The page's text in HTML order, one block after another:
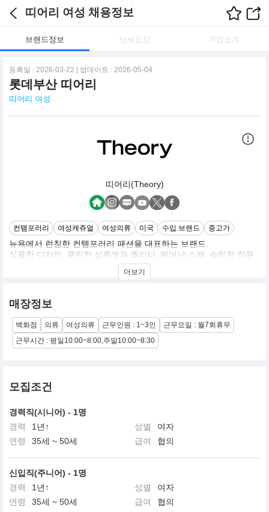
띠어리 여성 채용정보
브랜드정보 상세요강 기업소개
등록일 : 2026-03-22 | 업데이트 : 2026-05-04
롯데부산 띠어리
띠어리 여성
띠어리(Theory)
컨템포러리 여성캐쥬얼 여성의류 미국 수입 브랜드 중고가
뉴욕에서 런칭한 컨템포러리 패션을 대표하는 브랜드.
심플한 디자인, 클린한 실루엣과 퀄리티, 뛰어난 소재, 슬림한 착용
더보기
매장정보
백화점 의류 여성의류 근무인원 : 1~3인
근무요일 : 월7회휴무
근무시간 : 평일10:00~8:00,주말10:00~8:30
모집조건
경력직(시니어) - 1명
경력
1년↑ 성별
여자
연령
35세 ~ 50세 급여 협의
신입직(주니어) - 1명
경력
1년↑ 성별
여자
연령
35세 ~ 50세 급여 협의